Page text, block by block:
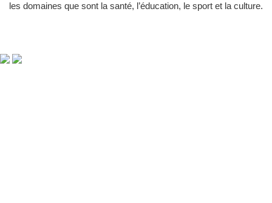
les domaines que sont la santé, l’éducation, le sport et la culture.